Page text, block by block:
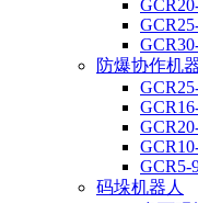
防爆协作机
GCR5-
码垛机器人